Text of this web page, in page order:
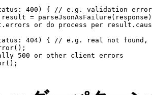
400 ) { // e.g. validation
result = parseJsonAsFailure( response
or do process per
404) { // e.g. real not found,
500 or other client errors